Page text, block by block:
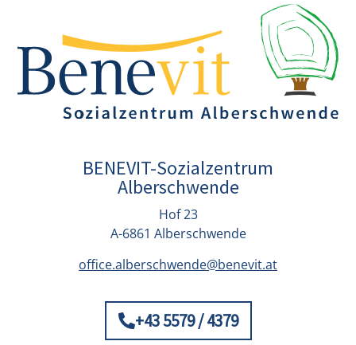
BENEVIT-Sozialzentrum
Alberschwende
Hof 23
A-6861 Alberschwende
office.alberschwende@benevit.at
+43 5579 / 4379